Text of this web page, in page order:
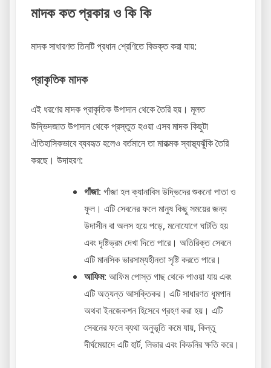
মাদক কত প্রকার ও কি কি
মাদক সাধারণত তিনটি প্রধান শ্রেণিতে বিভক্ত করা যায়:
প্রাকৃতিক মাদক
এই ধরণের মাদক প্রাকৃতিক উপাদান থেকে তৈরি হয়। মূলত
উদ্ভিদজাত উপাদান থেকে প্রস্তুত হওয়া এসব মাদক কিছুটা
ঐতিহাসিকভাবে ব্যবহৃত হলেও বর্তমানে তা মারাত্মক স্বাস্থ্যঝুঁকি তৈরি
করছে। উদাহরণ:
গাঁজা: গাঁজা হল ক্যানাবিস উদ্ভিদের শুকনো পাতা ও
ফুল। এটি সেবনের ফলে মানুষ কিছু সময়ের জন্য
উদাসীন বা অলস হয়ে পড়ে, মনোযোগে ঘাটতি হয়
এবং দৃষ্টিভ্রম দেখা দিতে পারে। অতিরিক্ত সেবনে
এটি মানসিক ভারসাম্যহীনতা সৃষ্টি করতে পারে।
আফিম: আফিম পোস্ত গাছ থেকে পাওয়া যায় এবং
এটি অত্যন্ত আসক্তিকর। এটি সাধারণত ধূমপান
অথবা ইনজেকশন হিসেবে গ্রহণ করা হয়। এটি
সেবনের ফলে ব্যথা অনুভূতি কমে যায়, কিন্তু
দীর্ঘমেয়াদে এটি হার্ট, লিভার এবং কিডনির ক্ষতি করে।